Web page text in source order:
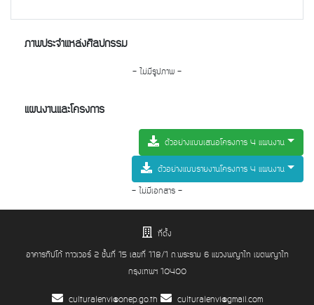
ภาพประจำแหล่งศิลปกรรม
- ไม่มีรูปภาพ -
แผนงานและโครงการ
ตัวอย่างแบบเสนอโครงการ 4 แผนงาน
ตัวอย่างแบบรายงานโครงการ 4 แผนงาน
- ไม่มีเอกสาร -
ที่ตั้ง
อาคารทิปโก้ ทาวเวอร์ 2 ชั้นที่ 15 เลขที่ 118/1 ถ.พระราม 6 แขวงพญาไท เขตพญาไท
กรุงเทพฯ 10400
culturalenvi@onep.go.th culturalenvi@gmail.com